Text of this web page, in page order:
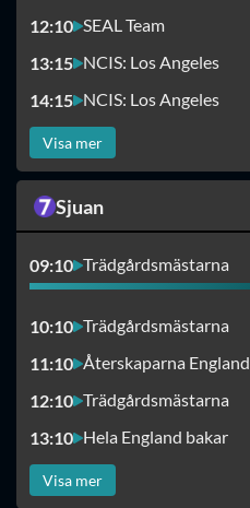
12:10 SEAL Team
13:15 NCIS: Los Angeles
14:15 NCIS: Los Angeles
Visa mer
Sjuan
09:10 Trädgårdsmästarna
10:10 Trädgårdsmästarna
11:10 Återskaparna England
12:10 Trädgårdsmästarna
13:10 Hela England bakar
Visa mer